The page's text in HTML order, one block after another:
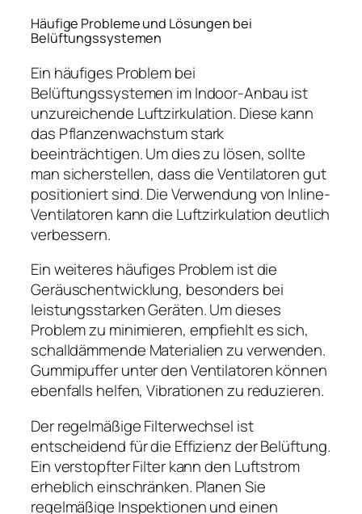
Häufige Probleme und Lösungen bei
Belüftungssystemen
Ein häufiges Problem bei
Belüftungssystemen im Indoor-Anbau ist
unzureichende Luftzirkulation. Diese kann
das Pflanzenwachstum stark
beeinträchtigen. Um dies zu lösen, sollte
man sicherstellen, dass die Ventilatoren gut
positioniert sind. Die Verwendung von Inline-
Ventilatoren kann die Luftzirkulation deutlich
verbessern.
Ein weiteres häufiges Problem ist die
Geräuschentwicklung, besonders bei
leistungsstarken Geräten. Um dieses
Problem zu minimieren, empfiehlt es sich,
schalldämmende Materialien zu verwenden.
Gummipuffer unter den Ventilatoren können
ebenfalls helfen, Vibrationen zu reduzieren.
Der regelmäßige Filterwechsel ist
entscheidend für die Effizienz der Belüftung.
Ein verstopfter Filter kann den Luftstrom
erheblich einschränken. Planen Sie
regelmäßige Inspektionen und einen